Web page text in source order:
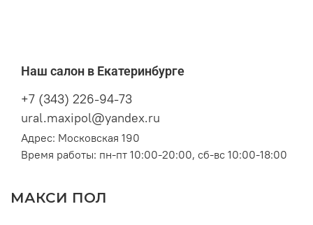
Наш салон в Екатеринбурге
+7 (343) 226-94-73
ural.maxipol@yandex.ru
Адрес: Московская 190
Время работы: пн-пт 10:00-20:00, сб-вс 10:00-18:00
МАКСИ ПОЛ